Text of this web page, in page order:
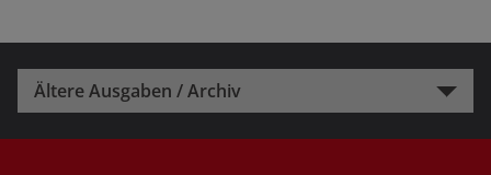
Ältere Ausgaben / Archiv